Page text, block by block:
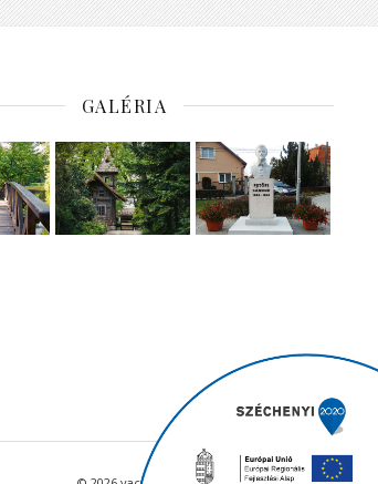
GALÉRIA